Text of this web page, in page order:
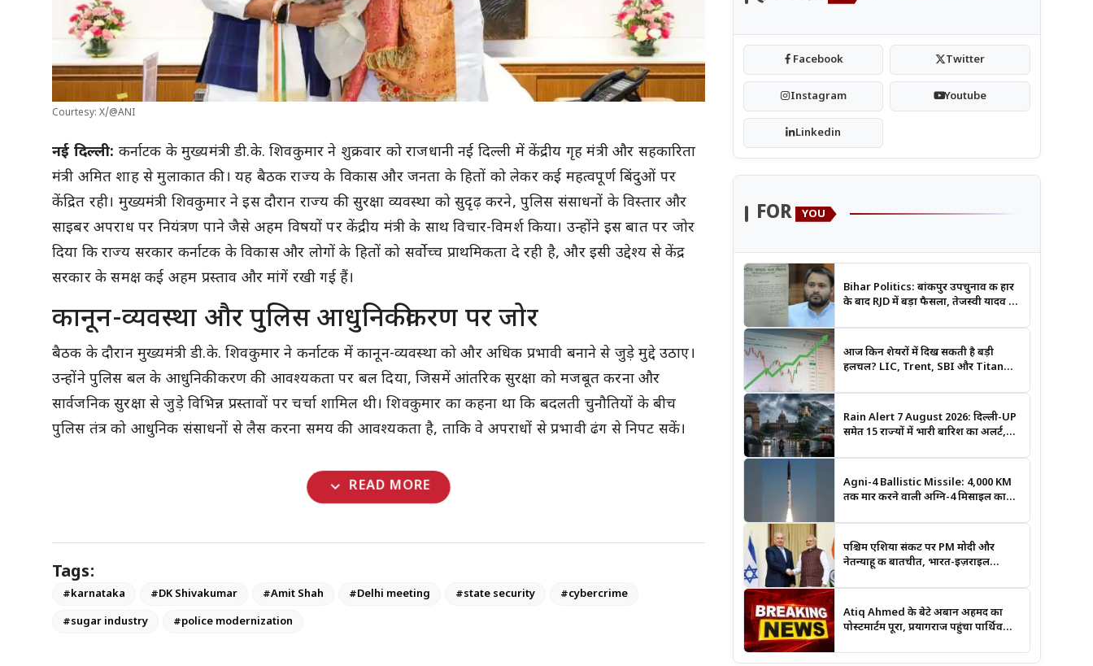
Courtesy: X/@ANI
नई दिल्ली: कर्नाटक के मुख्यमंत्री डी.के. शिवकुमार ने शुक्रवार को राजधानी नई दिल्ली में केंद्रीय गृह मंत्री और सहकारिता
मंत्री अमित शाह से मुलाकात की। यह बैठक राज्य के विकास और जनता के हितों को लेकर कई महत्वपूर्ण बिंदुओं पर
केंद्रित रही। मुख्यमंत्री शिवकुमार ने इस दौरान राज्य की सुरक्षा व्यवस्था को सुदृढ़ करने, पुलिस संसाधनों के विस्तार और
साइबर अपराध पर नियंत्रण पाने जैसे अहम विषयों पर केंद्रीय मंत्री के साथ विचार-विमर्श किया। उन्होंने इस बात पर जोर
दिया कि राज्य सरकार कर्नाटक के विकास और लोगों के हितों को सर्वोच्च प्राथमिकता दे रही है, और इसी उद्देश्य से केंद्र
सरकार के समक्ष कई अहम प्रस्ताव और मांगें रखी गई हैं।
कानून-व्यवस्था और पुलिस आधुनिकीकरण पर जोर
बैठक के दौरान मुख्यमंत्री डी.के. शिवकुमार ने कर्नाटक में कानून-व्यवस्था को और अधिक प्रभावी बनाने से जुड़े मुद्दे उठाए।
उन्होंने पुलिस बल के आधुनिकीकरण की आवश्यकता पर बल दिया, जिसमें आंतरिक सुरक्षा को मजबूत करना और
सार्वजनिक सुरक्षा से जुड़े विभिन्न प्रस्तावों पर चर्चा शामिल थी। शिवकुमार का कहना था कि बदलती चुनौतियों के बीच
पुलिस तंत्र को आधुनिक संसाधनों से लैस करना समय की आवश्यकता है, ताकि वे अपराधों से प्रभावी ढंग से निपट सकें।
expand_more READ MORE
Tags:
#karnataka #DK Shivakumar #Amit Shah #Delhi meeting #state security
#cybercrime
#sugar industry
#police modernization
Facebook Twitter
Instagram Youtube
Linkedin
FOR YOU
Bihar Politics: बांकीपुर उपचुनाव की हार
के बाद RJD में बड़ा फैसला, तेजस्वी यादव ने
आज किन शेयरों में दिख सकती है बड़ी
हलचल? LIC, Trent, SBI और Titan
Rain Alert 7 August 2026: दिल्ली-UP
समेत 15 राज्यों में भारी बारिश का अलर्ट,
Agni-4 Ballistic Missile: 4,000 KM
तक मार करने वाली अग्नि-4 मिसाइल का
हुई और मजबूत
पश्चिम एशिया संकट पर PM मोदी और
नेतन्याहू की बातचीत, भारत-इज़राइल
Atiq Ahmed के बेटे अबान अहमद का
पोस्टमार्टम पूरा, प्रयागराज पहुंचा पार्थिव